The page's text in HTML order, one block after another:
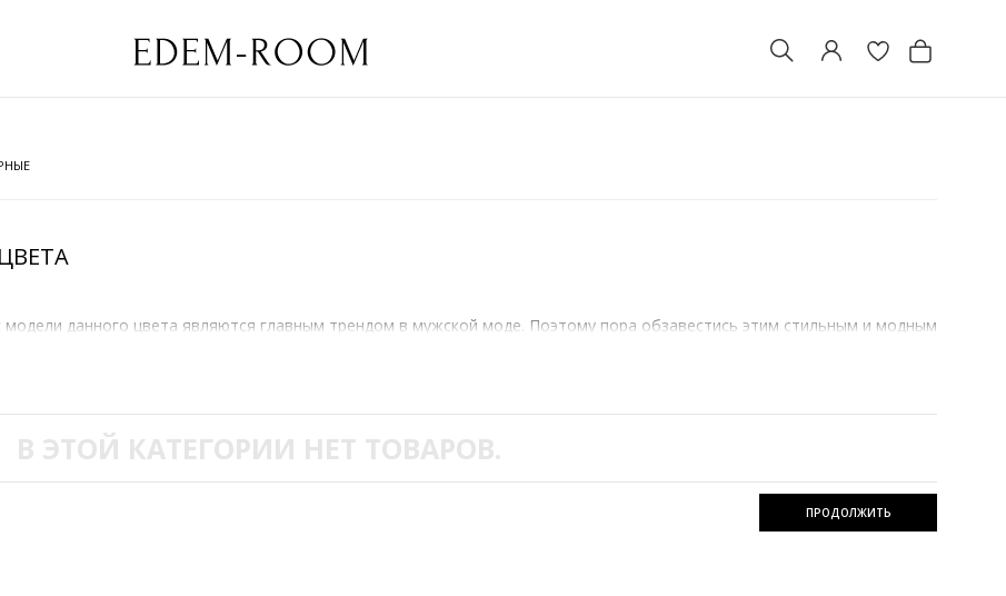
данного цвета являются главным трендом в мужской моде. Поэтому пора обзавестись этим стильным и модным
В ЭТОЙ КАТЕГОРИИ НЕТ ТОВАРОВ.
ПРОДОЛЖИТЬ